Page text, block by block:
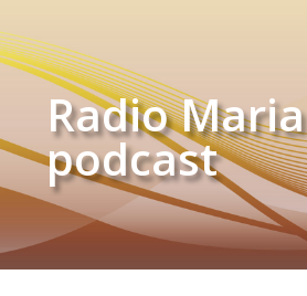
Radio Maria
podcast